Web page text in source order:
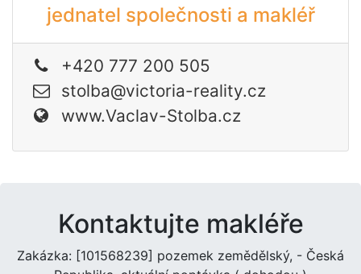
jednatel společnosti a makléř
+420 777 200 505
stolba@victoria-reality.cz
www.Vaclav-Stolba.cz
Kontaktujte makléře
Zakázka: [101568239] pozemek zemědělský, - Česká